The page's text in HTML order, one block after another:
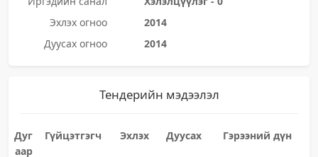
Эхлэх огноо
2014
Дуусах огноо
2014
Тендерийн мэдээлэл
Дуг
аар
Гүйцэтгэгч Эхлэх Дуусах Гэрээний дүн